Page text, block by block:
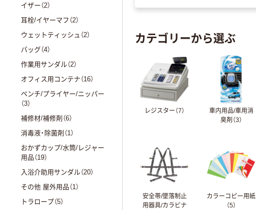
カテゴリーから選ぶ
レジスター（7）
車内用品/車用消
臭剤（3）
安全帯/墜落制止
用器具/カラビナ
カラーコピー用紙
（5）
イザー（2）
耳栓/イヤーマフ（2）
ウェットティッシュ（2）
バッグ（4）
作業用サンダル（2）
オフィス用コンテナ（16）
ペンチ/プライヤー/ニッパー
（3）
補修材/補修剤（6）
消毒液・除菌剤（1）
おかずカップ/水筒/レジャー
用品（19）
入浴介助用サンダル（20）
その他 屋外用品（1）
トラロープ（5）